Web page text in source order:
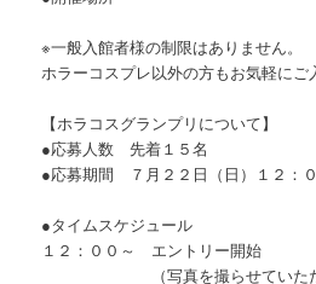
※一般入館者様の制限はありません。
ホラーコスプレ以外の方もお気軽にご
【ホラコスグランプリについて】
●応募人数 先着１５名
●応募期間 ７月２２日（日）１２：
●タイムスケジュール
１２：００～ エントリー開始
（写真を撮らせていただ